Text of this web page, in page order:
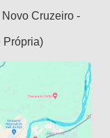
Cruzeiro -
Própria)